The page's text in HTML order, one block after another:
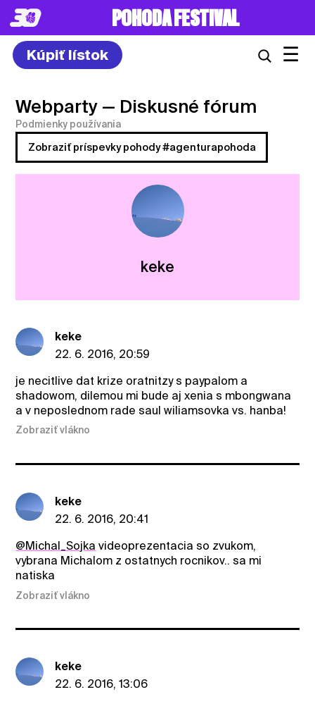
POHODA FESTIVAL
Kúpiť lístok ☰
Webparty — Diskusné fórum
Podmienky používania
Zobraziť príspevky pohody #agenturapohoda
keke
keke
22. 6. 2016, 20:59
je necitlive dat krize oratnitzy s paypalom a
shadowom, dilemou mi bude aj xenia s mbongwana
a v neposlednom rade saul wiliamsovka vs. hanba!
Zobraziť vlákno
keke
22. 6. 2016, 20:41
@Michal_Sojka videoprezentacia so zvukom,
vybrana Michalom z ostatnych rocnikov.. sa mi
natiska
Zobraziť vlákno
keke
22. 6. 2016, 13:06